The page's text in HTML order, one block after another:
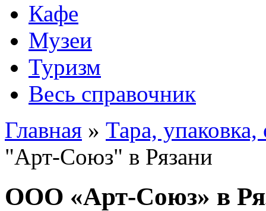
Кафе
Музеи
Туризм
Весь справочник
Главная » Тара, упаковка,
"Арт-Союз" в Рязани
ООО «Арт-Союз» в